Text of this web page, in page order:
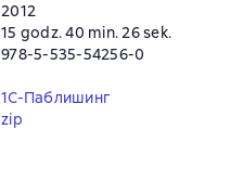
2012
15 godz. 40 min. 26 sek.
978-5-535-54256-0
1С-Паблишинг
zip